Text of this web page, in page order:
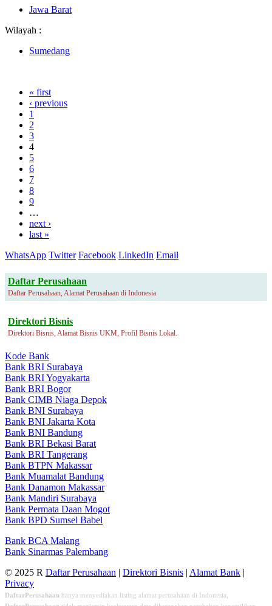
Jawa Barat
Wilayah :
Sumedang
« first
‹ previous
1
2
3
4
5
6
7
8
9
…
next ›
last »
WhatsApp Twitter Facebook LinkedIn Email
Daftar Perusahaan
Daftar Perusahaan, Alamat Perusahaan di Indonesia
Direktori Bisnis
Direktori Bisnis, Alamat Bisnis UKM, Profil Bisnis Lokal.
Kode Bank
Bank BRI Surabaya
Bank BRI Yogyakarta
Bank BRI Bogor
Bank CIMB Niaga Depok
Bank BNI Surabaya
Bank BNI Jakarta Kota
Bank BNI Bandung
Bank BRI Bekasi Barat
Bank BRI Tangerang
Bank BTPN Makassar
Bank Muamalat Bandung
Bank Danamon Makassar
Bank Mandiri Surabaya
Bank Permata Daan Mogot
Bank BPD Sumsel Babel
Bank BCA Malang
Bank Sinarmas Palembang
© 2025 R Daftar Perusahaan | Direktori Bisnis | Alamat Bank |
Privacy
DaftarPerusahaan hanya menyediakan listing alamat perusahaan di Indonesia,